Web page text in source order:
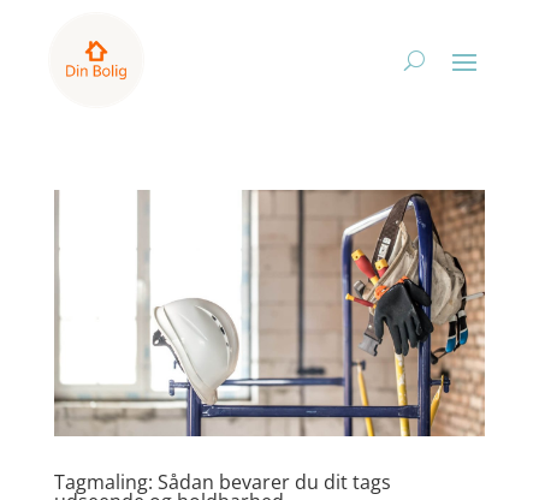
Tagmaling: Sådan bevarer du dit tags